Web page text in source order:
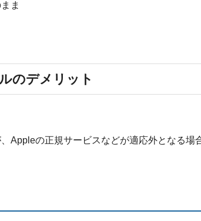
ま
のデメリット
Appleの正規サービスなどが適応外となる場